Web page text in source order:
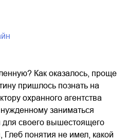
Как оказалось, проще
пришлось познать на
охранного агентства
заниматься
своего вышестоящего
Глеб понятия не имел, какой